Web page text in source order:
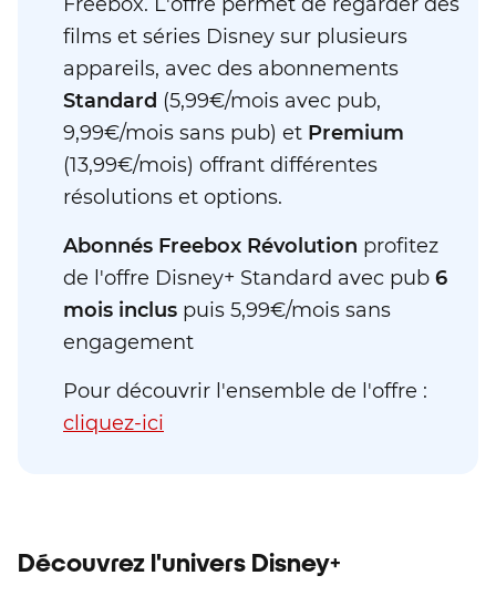
films et séries Disney sur plusieurs
appareils, avec des abonnements
Standard (5,99€/mois avec pub,
9,99€/mois sans pub) et Premium
(13,99€/mois) offrant différentes
résolutions et options.
Abonnés Freebox Révolution profitez
de l'offre Disney+ Standard avec pub 6
mois inclus puis 5,99€/mois sans
engagement
Pour découvrir l'ensemble de l'offre :
cliquez-ici
Découvrez l'univers Disney+